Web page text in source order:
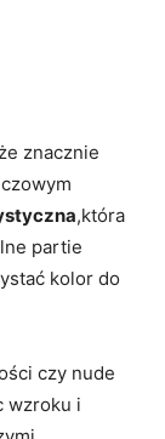
znacznie
,która
partie
kolor do
czy nude
wzroku i